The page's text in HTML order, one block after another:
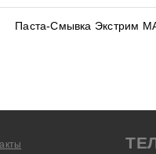
Паста-Смывка Экстрим